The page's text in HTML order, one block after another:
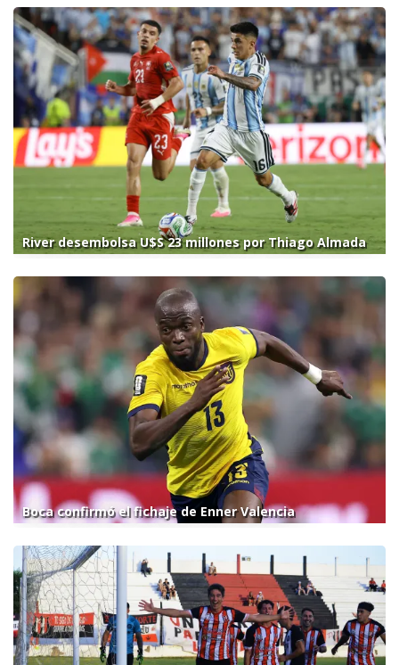
River desembolsa U$S 23 millones por Thiago Almada
Boca confirmó el fichaje de Enner Valencia